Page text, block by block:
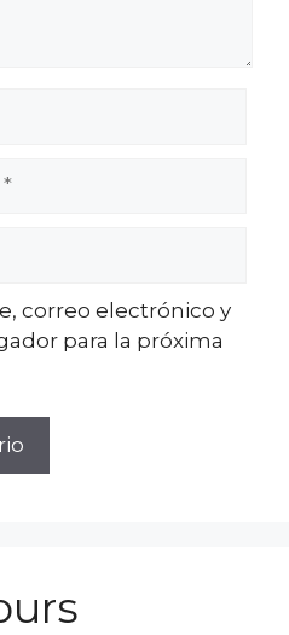
correo electrónico y
para la próxima